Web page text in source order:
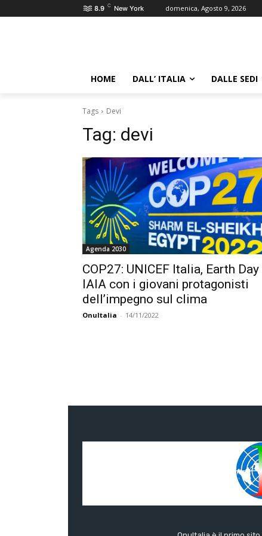
8.9 C New York domenica, Agosto 9, 2026
HOME DALL’ ITALIA DALLE SEDI
Tags Devi
Tag: devi
Agenda 2030
COP27: UNICEF Italia, Earth Day
IAIA con i giovani protagonisti
dell’impegno sul clima
OnuItalia - 14/11/2022